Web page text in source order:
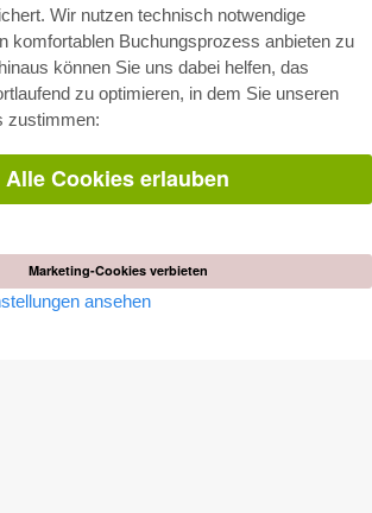
Wir nutzen technisch notwendige
komfortablen Buchungsprozess anbieten zu
können Sie uns dabei helfen, das
zu optimieren, in dem Sie unseren
zustimmen:
Alle Cookies erlauben
Marketing-Cookies verbieten
ansehen